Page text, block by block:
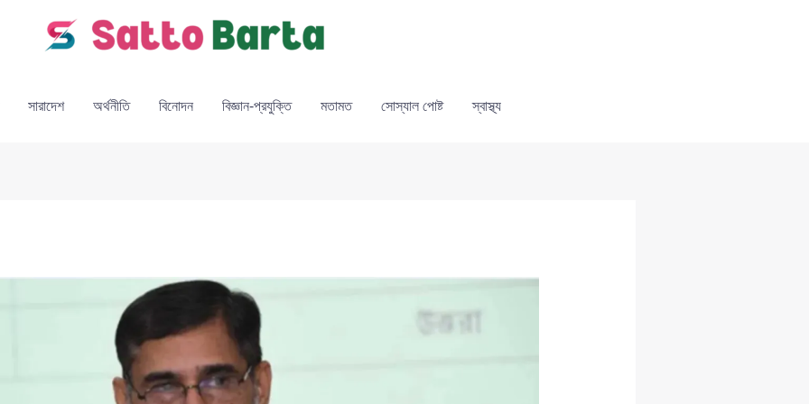
সারাদেশ অর্থনীতি বিনোদন বিজ্ঞান-প্রযুক্তি মতামত সোস্যাল পোষ্ট স্বাস্থ্য